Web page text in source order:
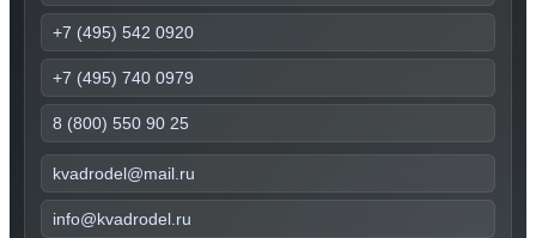
+7 (495) 542 0920
+7 (495) 740 0979
8 (800) 550 90 25
kvadrodel@mail.ru
info@kvadrodel.ru